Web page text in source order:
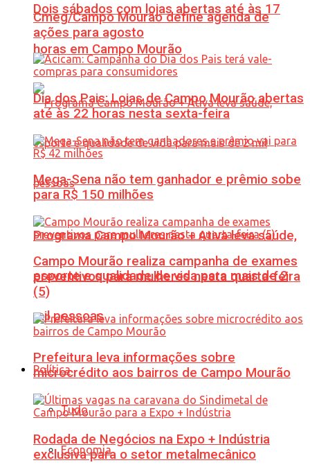
Dois sábados com lojas abertas até às 17
horas em Campo Mourão
Programa Campo Mourão + Ativa leva saúde,
esporte e qualidade de vida para mais de 2
mil pessoas
Política
Tudo
Economia
Cmeg/Campo Mourão define agenda de
ações para agosto
Dia dos Pais: Lojas de Campo Mourão abertas
até às 22 horas nesta sexta-feira
Mega-Sena não tem ganhador e prêmio sobe
para R$ 150 milhões
Campo Mourão realiza campanha de exames
preventivos para mulheres nesta quarta-feira
(5)
Prefeitura leva informações sobre
microcrédito aos bairros de Campo Mourão
Rodada de Negócios na Expo + Indústria
exclusiva para o setor metalmecânico